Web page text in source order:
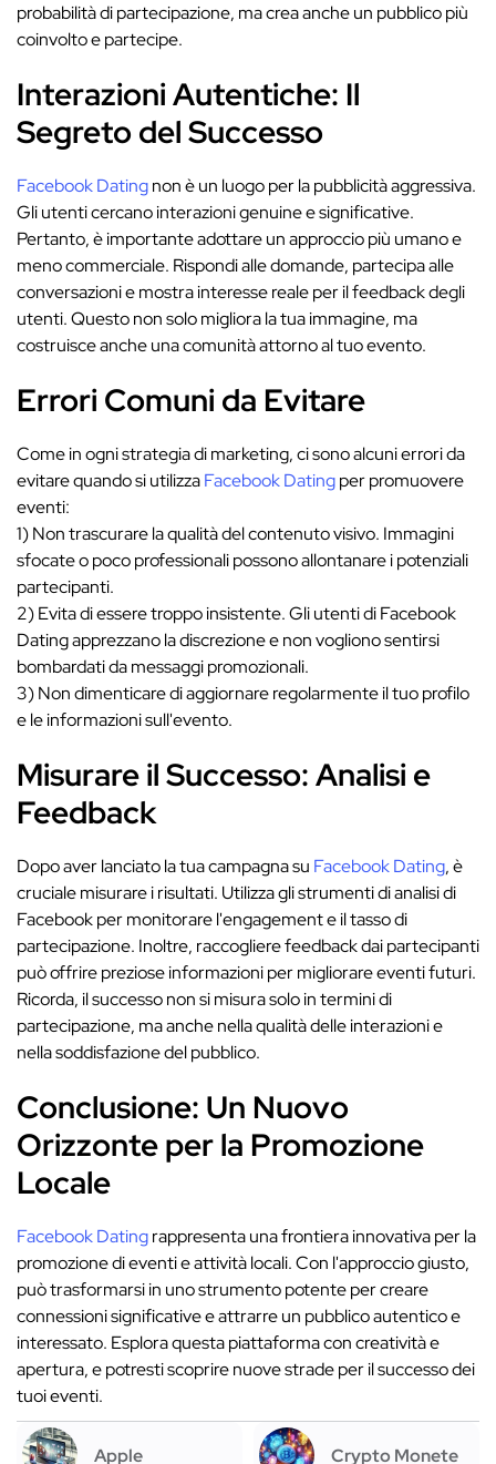
probabilità di partecipazione, ma crea anche un pubblico più
coinvolto e partecipe.
Interazioni Autentiche: Il
Segreto del Successo
Facebook Datingnon è un luogo per la pubblicità aggressiva.
Gli utenti cercano interazioni genuine e significative.
Pertanto, è importante adottare un approccio più umano e
meno commerciale. Rispondi alle domande, partecipa alle
conversazioni e mostra interesse reale per il feedback degli
utenti. Questo non solo migliora la tua immagine, ma
costruisce anche una comunità attorno al tuo evento.
Errori Comuni da Evitare
Come in ogni strategia di marketing, ci sono alcuni errori da
evitare quando si utilizzaFacebook Datingper promuovere
eventi:
1) Non trascurare la qualità del contenuto visivo. Immagini
sfocate o poco professionali possono allontanare i potenziali
partecipanti.
2) Evita di essere troppo insistente. Gli utenti di Facebook
Dating apprezzano la discrezione e non vogliono sentirsi
bombardati da messaggi promozionali.
3) Non dimenticare di aggiornare regolarmente il tuo profilo
e le informazioni sull'evento.
Misurare il Successo: Analisi e
Feedback
Dopo aver lanciato la tua campagna su Facebook Dating, è
cruciale misurare i risultati. Utilizza gli strumenti di analisi di
Facebook per monitorare l'engagement e il tasso di
partecipazione. Inoltre, raccogliere feedback dai partecipanti
può offrire preziose informazioni per migliorare eventi futuri.
Ricorda, il successo non si misura solo in termini di
partecipazione, ma anche nella qualità delle interazioni e
nella soddisfazione del pubblico.
Conclusione: Un Nuovo
Orizzonte per la Promozione
Locale
Facebook Datingrappresenta una frontiera innovativa per la
promozione di eventi e attività locali. Con l'approccio giusto,
può trasformarsi in uno strumento potente per creare
connessioni significative e attrarre un pubblico autentico e
interessato. Esplora questa piattaforma con creatività e
apertura, e potresti scoprire nuove strade per il successo dei
tuoi eventi.
Apple Crypto Monete